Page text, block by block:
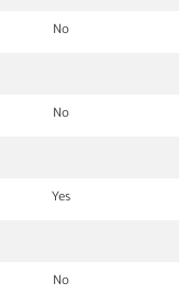
No
No
Yes
No